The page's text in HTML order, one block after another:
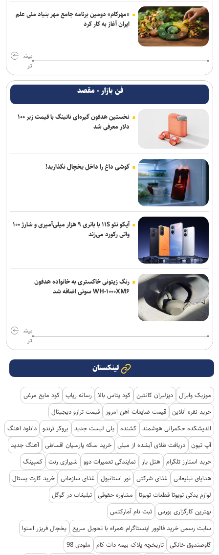
«مهرکام» دومین برنامه جامع مهر بنیاد ملی علم
ایران آغاز به کار کرد
بیش
تر
فن بازار - مقصد
نخستین هدفون گیره‌ای ناتینگ با قیمت زیر ۱۰۰
دلار معرفی شد
گوشی داغ را داخل یخچال نگذارید!
آیکو نئو ۱۱S با باتری ۹ هزار میلی‌آمپری و شارژ ۱۰۰
واتی رکورد می‌زند
رنگ زیتونی خاکستری به خانواده هدفون
WH-۱۰۰۰XM۶ سونی اضافه شد
بیش
تر
لینکستان
موزیک وایرال دیزلیران کانتین کود پتاس بالا رسانه رپاپ کود مایع مرغی
خرید نقره آنلاین قیمت ضایعات آهن امروز
قیمت ترازو دیجیتال
اندیشکده حکمرانی هوشمند کشنده پلی لیست جدید بروکر ترندو دانلود اهنگ
آپ تیون دریافت طلای آبشده از میلی خرید سکه پارسیان اقساطی آهنگ جدید
خرید استارز تلگرام هتل یار نمایندگی تعمیرات دوو شیرازی رنت کمپینگ
هدایای تبلیغاتی
غذای شرکتی تور استانبول غذای سازمانی خرید کارت پستال
لوازم یدکی تویوتا قطعات تویوتا
مشاوره حقوقی تبلیغات در گوگل
بهترین کارگزاری بورس ثبت نام آمارکتس
سایت رسمی خرید فالوور اینستاگرام همراه با تحویل سریع یخچال فریزر اسنوا
گاوصندوق خانگی تاریخچه پلاک بیمه دات کام ملودی 98